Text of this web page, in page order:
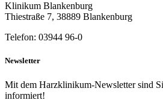
Klinikum Blankenburg
Thiestraße 7, 38889 Blankenburg
Telefon: 03944 96-0
Newsletter
Mit dem Harzklinikum-Newsletter sind
informiert!